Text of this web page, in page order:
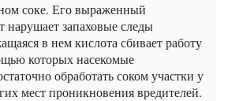
соке. Его выраженный
нарушает запаховые следы
в нем кислота сбивает работу
которых насекомые
обработать соком участки у
мест проникновения вредителей.